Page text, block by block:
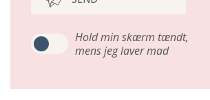
Hold min skærm tændt,
mens jeg laver mad